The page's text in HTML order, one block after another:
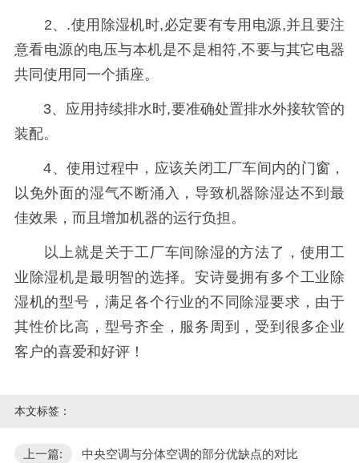
2、.使用除湿机时,必定要有专用电源,并且要注
意看电源的电压与本机是不是相符,不要与其它电器
共同使用同一个插座。
3、应用持续排水时,要准确处置排水外接软管的
装配。
4、使用过程中，应该关闭工厂车间内的门窗，
以免外面的湿气不断涌入，导致机器除湿达不到最
佳效果，而且增加机器的运行负担。
以上就是关于工厂车间除湿的方法了，使用工
业除湿机是最明智的选择。安诗曼拥有多个工业除
湿机的型号，满足各个行业的不同除湿要求，由于
其性价比高，型号齐全，服务周到，受到很多企业
客户的喜爱和好评！
本文标签：
上一篇:
中央空调与分体空调的部分优缺点的对比